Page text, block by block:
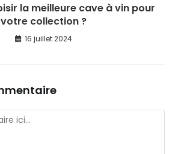
la meilleure cave à vin pour
votre collection ?
16 juillet 2024